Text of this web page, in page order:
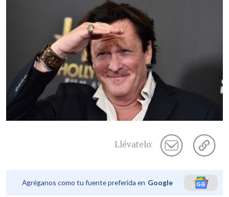
Llévatelo:
Agréganos como tu fuente preferida en Google